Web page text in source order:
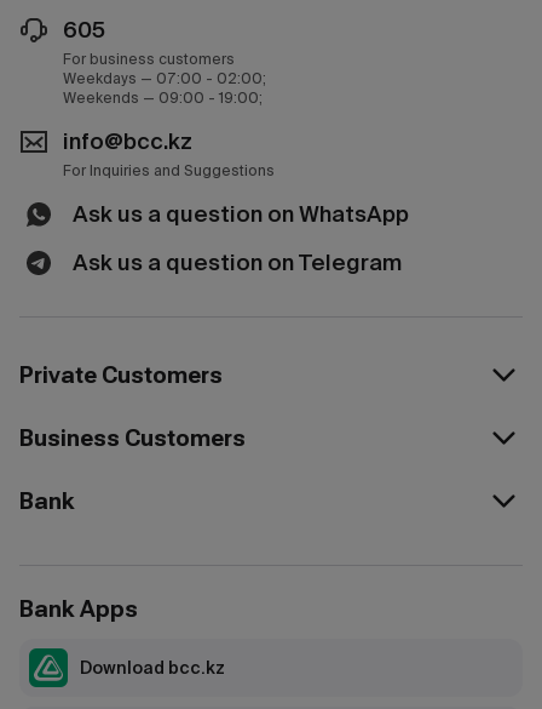
605
For business customers
Weekdays — 07:00 - 02:00;
Weekends — 09:00 - 19:00;
info@bcc.kz
For Inquiries and Suggestions
Ask us a question on WhatsApp
Ask us a question on Telegram
Private Customers
Business Customers
Bank
Bank Apps
Download bcc.kz